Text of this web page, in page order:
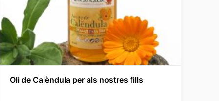
Oli de Calèndula per als nostres fills